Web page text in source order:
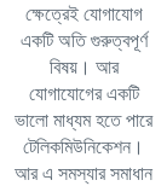
ক্ষেত্রেই যোগাযোগ
একটি অতি গুরুত্বপূর্ণ
বিষয়। আর
যোগাযোগের একটি
ভালো মাধ্যম হতে পারে
টেলিকমিউনিকেশন।
আর এ সমস্যার সমাধান